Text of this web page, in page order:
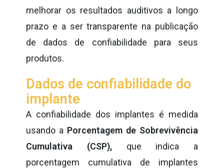
melhorar os resultados auditivos a longo
prazo e a ser transparente na publicação
de dados de confiabilidade para seus
produtos.
Dados de confiabilidade do
implante
A confiabilidade dos implantes é medida
usando a Porcentagem de Sobrevivência
Cumulativa (CSP), que indica a
porcentagem cumulativa de implantes